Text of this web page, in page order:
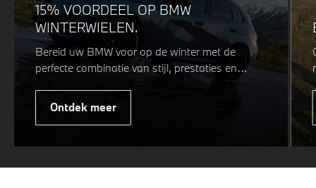
15% VOORDEEL OP BMW
WINTERWIELEN.
Bereid uw BMW voor op de winter met de
perfecte combinatie van stijl, prestaties en
veiligheid. Of u nu kiest voor een sportieve of
elegante look, onze winterwielen zijn
ontworpen om uw rijervaring te optimaliseren,
weersomstandigheden. Profiteer nu van15%
voordeel.
Ontdek meer